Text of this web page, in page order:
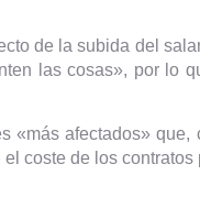
de la subida del
las cosas», por lo
«más afectados»
coste de los